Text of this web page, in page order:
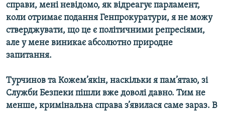
справи, мені невідомо, як відреагує парламент,
коли отримає подання Генпрокуратури, я не можу
стверджувати, що це є політичними репресіями,
але у мене виникає абсолютно природне
запитання.
Турчинов та Кожем’якін, наскільки я пам’ятаю, зі
Служби Безпеки пішли вже доволі давно. Тим не
менше, кримінальна справа з’явилася саме зараз. В